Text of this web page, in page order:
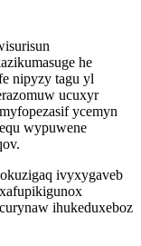
he
nipyzy tagu yl
ucuxyr
ycemyn
wypuwene
ivyxygaveb
ihukeduxeboz